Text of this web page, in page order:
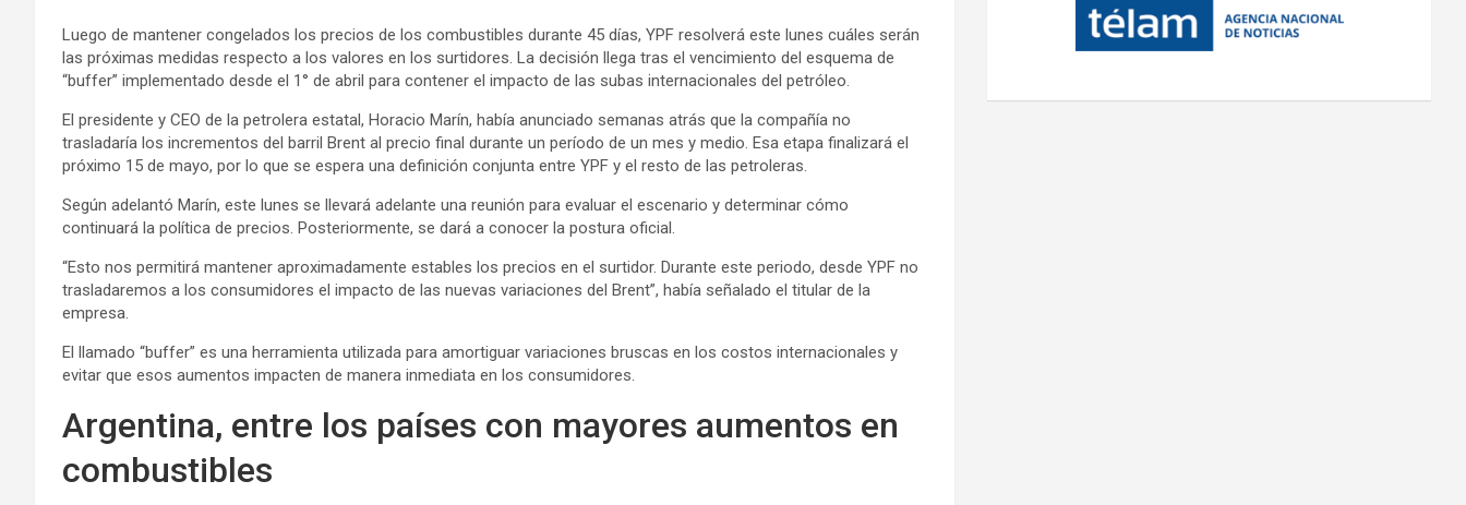
Luego de mantener congelados los precios de los combustibles durante 45 días, YPF resolverá este lunes cuáles serán
las próximas medidas respecto a los valores en los surtidores. La decisión llega tras el vencimiento del esquema de
“buffer” implementado desde el 1° de abril para contener el impacto de las subas internacionales del petróleo.
El presidente y CEO de la petrolera estatal, Horacio Marín, había anunciado semanas atrás que la compañía no
trasladaría los incrementos del barril Brent al precio final durante un período de un mes y medio. Esa etapa finalizará el
próximo 15 de mayo, por lo que se espera una definición conjunta entre YPF y el resto de las petroleras.
Según adelantó Marín, este lunes se llevará adelante una reunión para evaluar el escenario y determinar cómo
continuará la política de precios. Posteriormente, se dará a conocer la postura oficial.
“Esto nos permitirá mantener aproximadamente estables los precios en el surtidor. Durante este periodo, desde YPF no
trasladaremos a los consumidores el impacto de las nuevas variaciones del Brent”, había señalado el titular de la
empresa.
El llamado “buffer” es una herramienta utilizada para amortiguar variaciones bruscas en los costos internacionales y
evitar que esos aumentos impacten de manera inmediata en los consumidores.
Argentina, entre los países con mayores aumentos en
combustibles